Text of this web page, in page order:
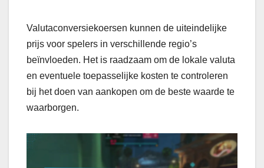
Valutaconversiekoersen kunnen de uiteindelijke
prijs voor spelers in verschillende regio’s
beïnvloeden. Het is raadzaam om de lokale valuta
en eventuele toepasselijke kosten te controleren
bij het doen van aankopen om de beste waarde te
waarborgen.